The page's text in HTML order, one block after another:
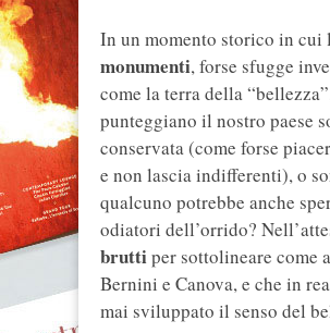
In un momento storico in cui
monumenti, forse sfugge
come la terra della
punteggiano il nostro paese
conservata (come forse
e non lascia indifferenti), o
qualcuno potrebbe anche
odiatori dell’orrido?
bruttiper sottolineare come
Bernini e Canova, e che in
mai sviluppato il senso del